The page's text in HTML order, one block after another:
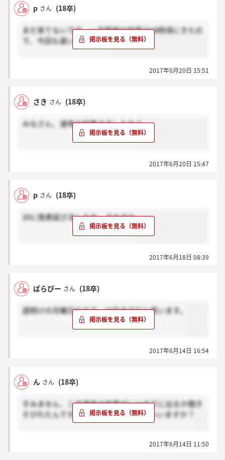
p さん (18卒)
まだ来てないです。一次面接の結果は18時頃にきたの
で、今回も遅いのかなと。
2017年6月20日 15:51
さき さん (18卒)
みなさん、選考の結果きましたか？
2017年6月20日 15:47
p さん (18卒)
20に発表延びましたね、そわそわ
2017年6月18日 08:39
ぱらぴー さん (18卒)
週明けの月曜日なので、19日までだと思います。
2017年6月14日 16:54
ん さん (18卒)
すみません、ニ次選考の結果がいつまでに出るか聞き
そびれたんですが、分かる方いらっしゃいますか？
2017年6月14日 11:50